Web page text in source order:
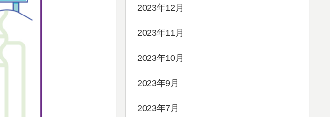
2023年12月
2023年11月
2023年10月
2023年9月
2023年7月